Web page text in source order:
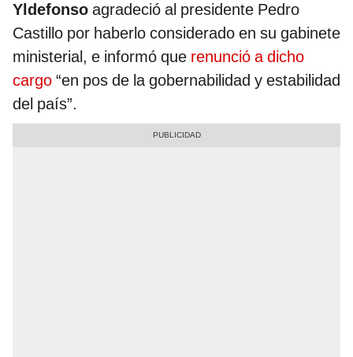
Yldefonso agradeció al presidente Pedro
Castillo por haberlo considerado en su gabinete
ministerial, e informó que renunció a dicho
cargo “en pos de la gobernabilidad y estabilidad
del país”.